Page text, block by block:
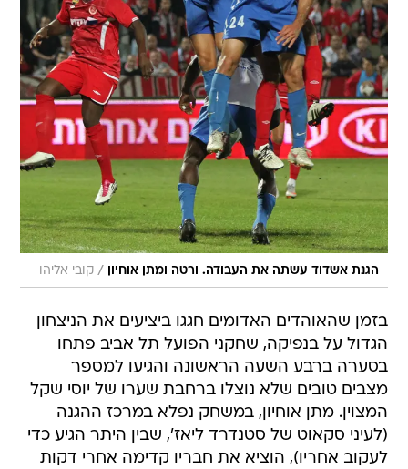
הגנת אשדוד עשתה את העבודה. ורטה ומתן אוחיון / קובי אליהו
בזמן שהאוהדים האדומים חגגו ביציעים את הניצחון
הגדול על בנפיקה, שחקני הפועל תל אביב פתחו
בסערה ברבע השעה הראשונה והגיעו למספר
מצבים טובים שלא נוצלו ברחבת שערו של יוסי שקל
המצוין. מתן אוחיון, במשחק נפלא במרכז ההגנה
(לעיני סקאוט של סטנדרד ליאז', שבין היתר הגיע כדי
לעקוב אחריו), הוציא את חבריו קדימה אחרי דקות